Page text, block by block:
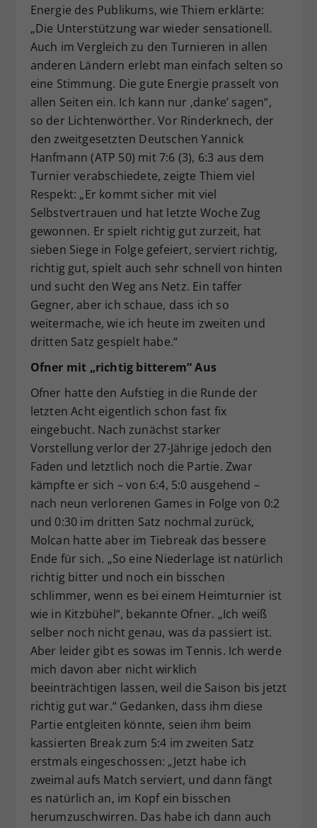
Energie des Publikums, wie Thiem erklärte:
„Die Unterstützung war wieder sensationell.
Auch im Vergleich zu den Turnieren in allen
anderen Ländern erlebt man einfach selten so
eine Stimmung. Die gute Energie prasselt von
allen Seiten ein. Ich kann nur ‚danke’ sagen“,
so der Lichtenwörther. Vor Rinderknech, der
den zweitgesetzten Deutschen Yannick
Hanfmann (ATP 50) mit 7:6 (3), 6:3 aus dem
Turnier verabschiedete, zeigte Thiem viel
Respekt: „Er kommt sicher mit viel
Selbstvertrauen und hat letzte Woche Zug
gewonnen. Er spielt richtig gut zurzeit, hat
sieben Siege in Folge gefeiert, serviert richtig,
richtig gut, spielt auch sehr schnell von hinten
und sucht den Weg ans Netz. Ein taffer
Gegner, aber ich schaue, dass ich so
weitermache, wie ich heute im zweiten und
dritten Satz gespielt habe.“
Ofner mit „richtig bitterem“ Aus
Ofner hatte den Aufstieg in die Runde der
letzten Acht eigentlich schon fast fix
eingebucht. Nach zunächst starker
Vorstellung verlor der 27-Jährige jedoch den
Faden und letztlich noch die Partie. Zwar
kämpfte er sich – von 6:4, 5:0 ausgehend –
nach neun verlorenen Games in Folge von 0:2
und 0:30 im dritten Satz nochmal zurück,
Molcan hatte aber im Tiebreak das bessere
Ende für sich. „So eine Niederlage ist natürlich
richtig bitter und noch ein bisschen
schlimmer, wenn es bei einem Heimturnier ist
wie in Kitzbühel“, bekannte Ofner. „Ich weiß
selber noch nicht genau, was da passiert ist.
Aber leider gibt es sowas im Tennis. Ich werde
mich davon aber nicht wirklich
beeinträchtigen lassen, weil die Saison bis jetzt
richtig gut war.“ Gedanken, dass ihm diese
Partie entgleiten könnte, seien ihm beim
kassierten Break zum 5:4 im zweiten Satz
erstmals eingeschossen: „Jetzt habe ich
zweimal aufs Match serviert, und dann fängt
es natürlich an, im Kopf ein bisschen
herumzuschwirren. Das habe ich dann auch